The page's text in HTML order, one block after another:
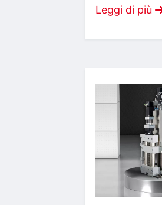
Leggi di più